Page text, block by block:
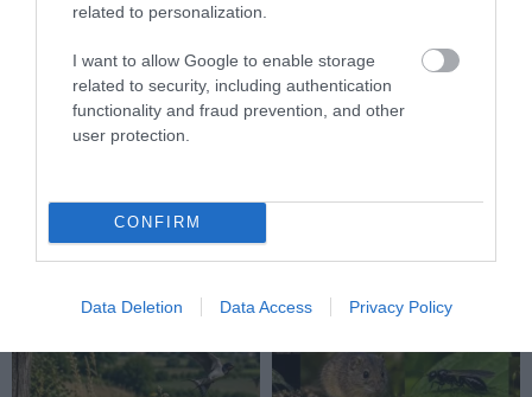
related to personalization.
I want to allow Google to enable storage
related to security, including authentication
functionality and fraud prevention, and other
user protection.
CONFIRM
Data Deletion Data Access Privacy Policy
A KORALLZÁTONY NEM CSAK
LAKÓJÁT MUTATTA MEG
2026-08-06